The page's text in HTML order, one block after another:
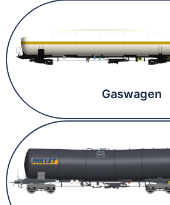
Gaswagen